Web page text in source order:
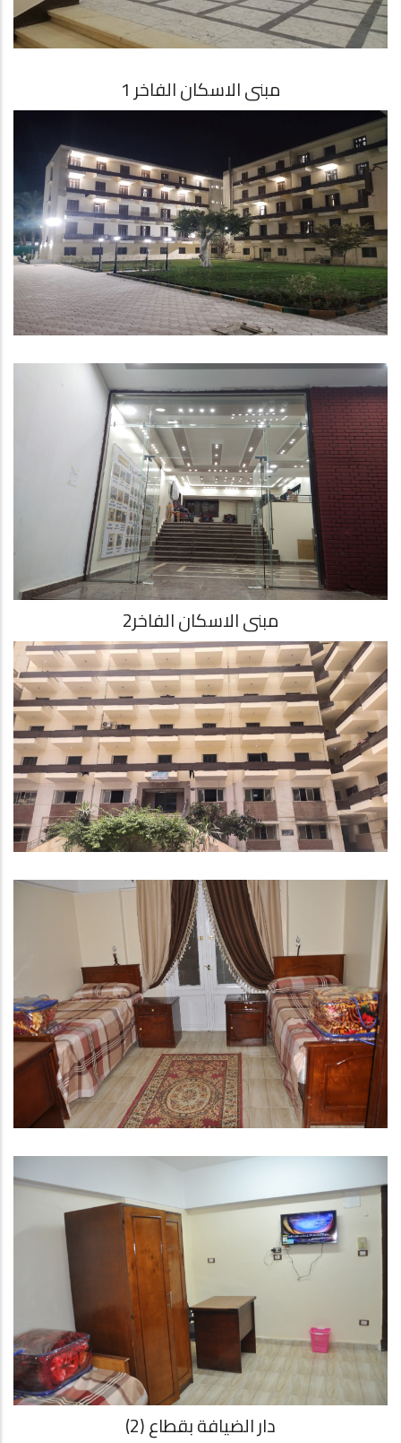
مبنى الاسكان الفاخر 1
مبنى الاسكان الفاخر2
دار الضيافة بقطاع (2)